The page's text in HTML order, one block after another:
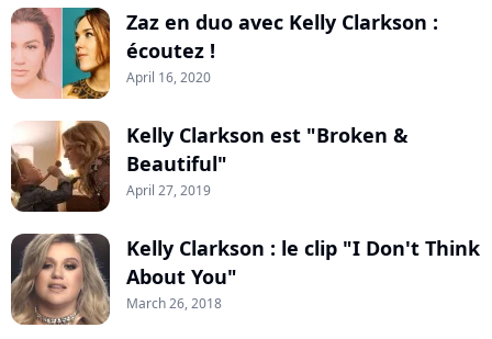
Zaz en duo avec Kelly Clarkson :
écoutez !
April 16, 2020
Kelly Clarkson est "Broken &
Beautiful"
April 27, 2019
Kelly Clarkson : le clip "I Don't Think
About You"
March 26, 2018